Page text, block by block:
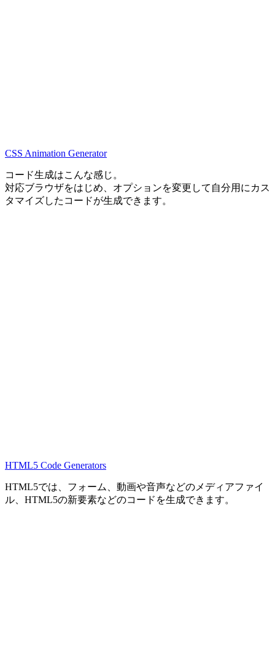
CSS Animation Generator
コード生成はこんな感じ。
対応ブラウザをはじめ、オプションを変更して自分用にカス
タマイズしたコードが生成できます。
HTML5 Code Generators
HTML5では、フォーム、動画や音声などのメディアファイ
ル、HTML5の新要素などのコードを生成できます。